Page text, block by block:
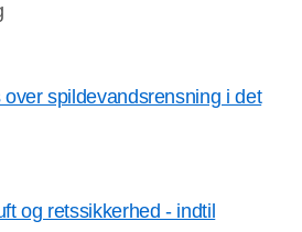
spildevandsrensning i det
og retssikkerhed - indtil